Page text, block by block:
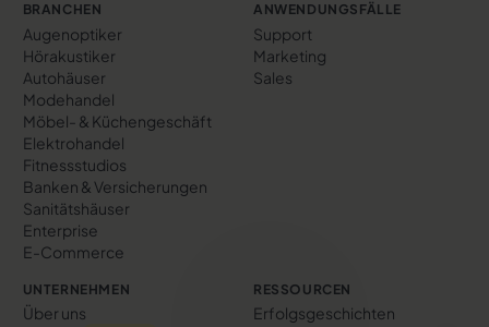
BRANCHEN
Augenoptiker
Hörakustiker
Autohäuser
Modehandel
Möbel- & Küchengeschäft
Elektrohandel
Fitnessstudios
Banken & Versicherungen
Sanitätshäuser
Enterprise
E-Commerce
ANWENDUNGSFÄLLE
Support
Marketing
Sales
UNTERNEHMEN
Über uns
RESSOURCEN
Erfolgs­geschichten